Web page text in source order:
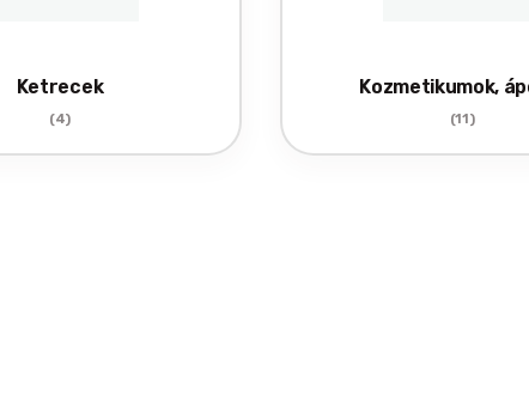
Ketrecek
(4)
Kozmetikumok,
(11)